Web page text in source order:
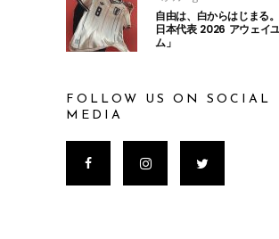
自由は、白からはじまる
日本代表 2026 アウェイ
ム」
FOLLOW US ON SOCIAL
MEDIA